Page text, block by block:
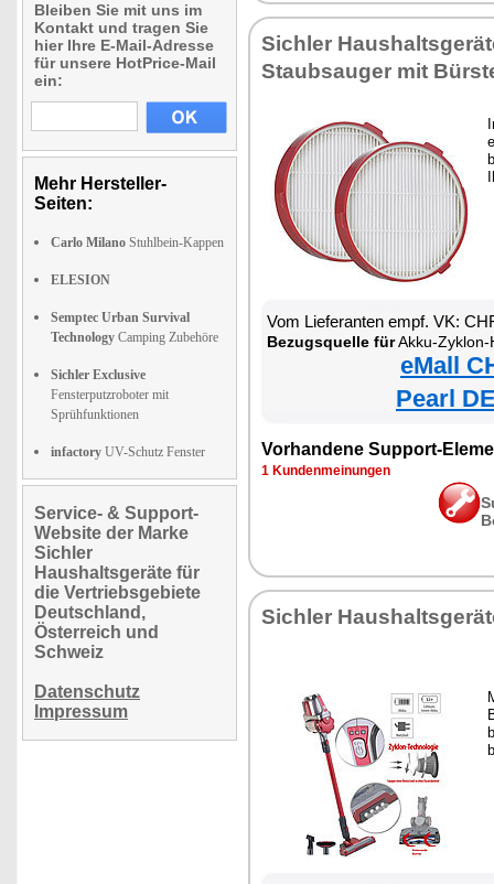
Bleiben Sie mit uns im
Kontakt und tragen Sie
hier Ihre E-Mail-Adresse
für unsere HotPrice-Mail
ein:
Mehr Hersteller-
Seiten:
Carlo Milano Stuhlbein-Kappen
ELESION
Semptec Urban Survival
Technology Camping Zubehöre
Sichler Exclusive
Fensterputzroboter mit
Sprühfunktionen
infactory UV-Schutz Fenster
Service- & Support-
Website der Marke
Sichler
Haushaltsgeräte für
die Vertriebsgebiete
Deutschland,
Österreich und
Schweiz
Datenschutz
Impressum
Sichler
Staubsauger mit
Vom Lieferanten empf. VK:
Bezugsquelle fürAkku-Zyklon-Hand- &
eMall
Pearl
Vorhandene Support-
1 Kundenmeinungen
Sichler